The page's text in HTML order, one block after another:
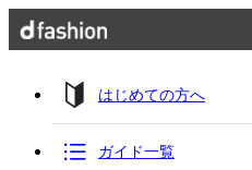
はじめての方へ
ガイド一覧